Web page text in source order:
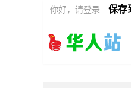
你好，请登录 保存